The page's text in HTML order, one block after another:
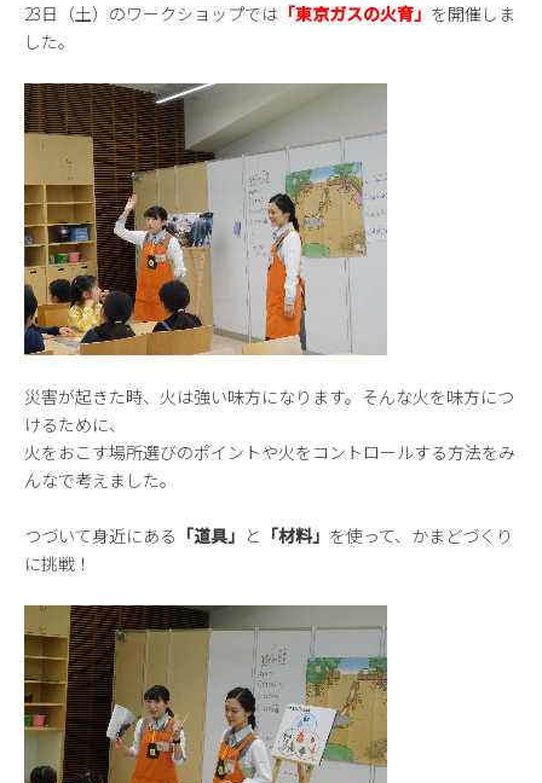
23日（土）のワークショップでは 「東京ガスの火育」 を開催しま
した。
災害が起きた時、火は強い味方になります。そんな火を味方につ
けるために、
火をおこす場所選びのポイントや火をコントロールする方法をみ
んなで考えました。
つづいて身近にある 「道具」 と 「材料」 を使って、かまどづくり
に挑戦！